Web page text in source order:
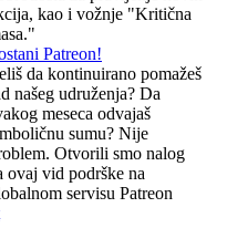
kao i vožnje "Kritična
Patreon!
da kontinuirano pomažeš
našeg udruženja? Da
meseca odvajaš
sumu? Nije
Otvorili smo nalog
ovaj vid podrške na
servisu Patreon